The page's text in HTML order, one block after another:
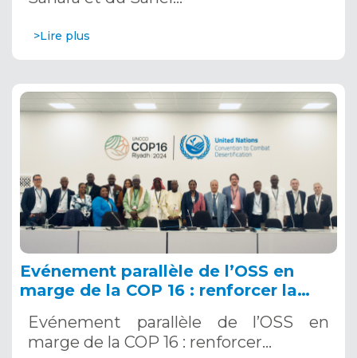
>Lire plus
Evénement parallèle de l’OSS en
marge de la COP 16 : renforcer la
Systèmes d’Alerte Précoce
Multirisques. 12 décembre 2024
Evénement parallèle de l’OSS en
marge de la COP 16 : renforcer…